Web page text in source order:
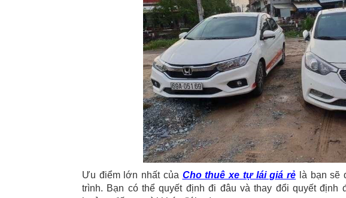
Ưu điểm lớn nhất của Cho thuê xe tự lái giá rẻ là bạn sẽ
trình. Bạn có thể quyết định đi đâu và thay đổi quyết định